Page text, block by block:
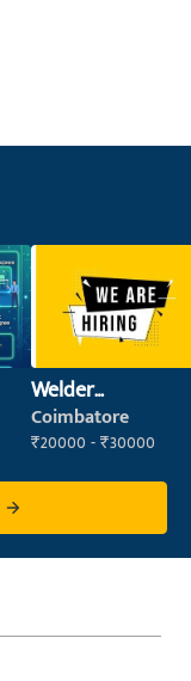
Welder
(Fabrication)
Coimbatore
₹20000 - ₹30000